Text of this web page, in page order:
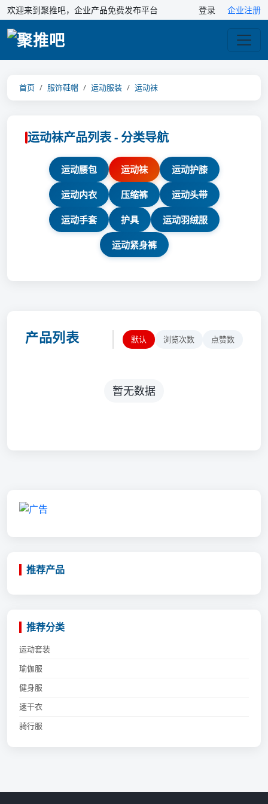
欢迎来到聚推吧，企业产品免费发布平台 登录 企业注册
首页 服饰鞋帽 运动服装 运动袜
运动袜产品列表 - 分类导航
运动腰包 运动袜 运动护膝
运动内衣 压缩裤 运动头带
运动手套 护具 运动羽绒服
运动紧身裤
产品列表 默认 浏览次数 点赞数
暂无数据
推荐产品
推荐分类
运动套装
瑜伽服
健身服
速干衣
骑行服